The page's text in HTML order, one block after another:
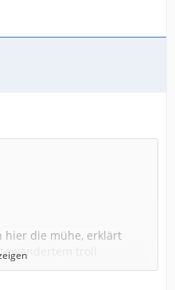
hier die mühe, erklärt
troll
wie er was reparieren